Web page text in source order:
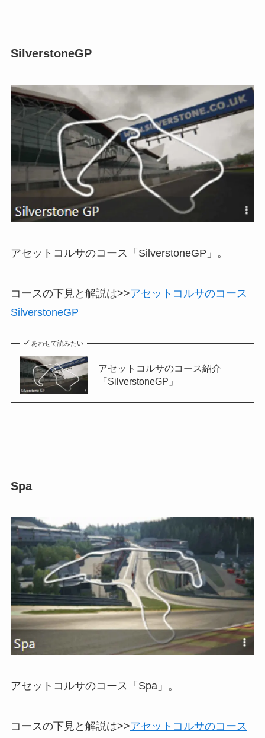
SilverstoneGP
アセットコルサのコース「SilverstoneGP」。
コースの下見と解説は>>アセットコルサのコース
SilverstoneGP
あわせて読みたい
アセットコルサのコース紹介
「SilverstoneGP」
Spa
アセットコルサのコース「Spa」。
コースの下見と解説は>>アセットコルサのコース